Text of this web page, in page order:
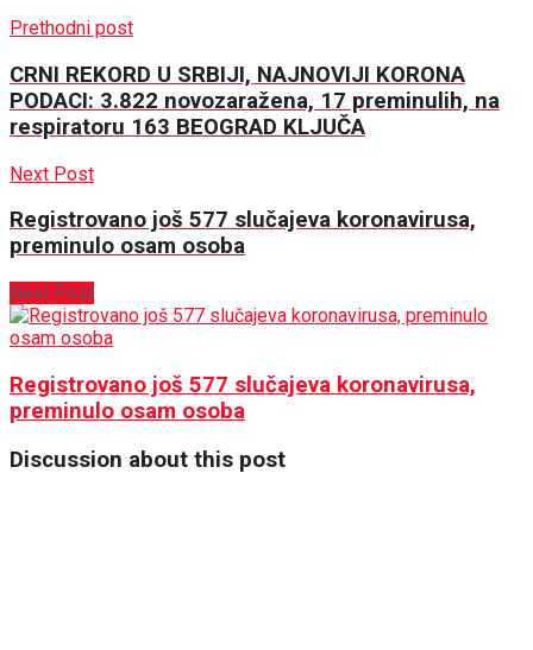
Prethodni post
CRNI REKORD U SRBIJI, NAJNOVIJI KORONA
PODACI: 3.822 novozaražena, 17 preminulih, na
respiratoru 163 BEOGRAD KLJUČA
Next Post
Registrovano još 577 slučajeva koronavirusa,
preminulo osam osoba
Next Post
Registrovano još 577 slučajeva koronavirusa,
preminulo osam osoba
Discussion about this post